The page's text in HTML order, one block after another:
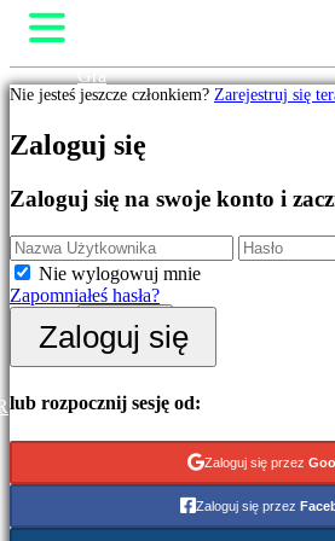
Wyróżnione
Nowe
gry
Free
to
Play
Kategorie
Gry
Gry
Gry
przygodowe
Gry
Gra
Rozgrywka
Wiadomości
Media
Wsparcie
Sklep
Zarejestruj się
Nie jesteś jeszcze członkiem? Zarejestruj się
Zaloguj się
Zaloguj się na swoje konto i
Nie wylogowuj mnie
Zapomniałeś hasła?
Zaloguj się
lub rozpocznij sesję od:
Zaloguj się przez
Zaloguj się przez